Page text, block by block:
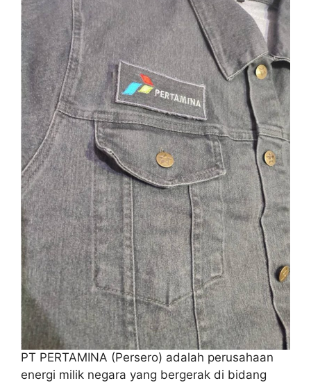
PT PERTAMINA (Persero) adalah perusahaan
energi milik negara yang bergerak di bidang